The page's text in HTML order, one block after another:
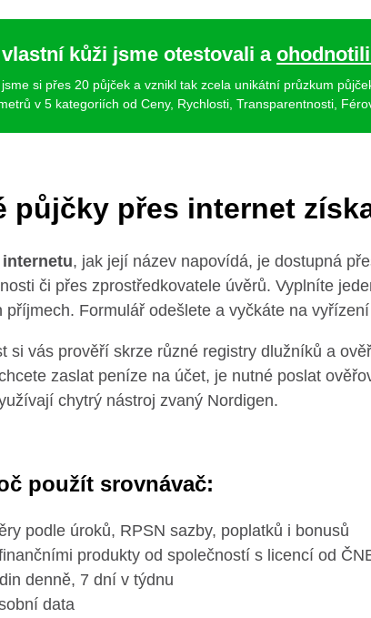
vlastní kůži jsme otestovali a ohodnotili
si přes 20 půjček a vznikl tak zcela unikátní průzkum
v 5 kategoriích od Ceny, Rychlosti, Transparentnosti,
půjčky přes internet
, jak její název napovídá, je dostupná
či přes zprostředkovatele úvěrů. Vyplníte
příjmech. Formulář odešlete a vyčkáte na
si vás prověří skrze různé registry dlužníků a
zaslat peníze na účet, je nutné poslat
chytrý nástroj zvaný Nordigen.
použít srovnávač:
podle úroků, RPSN sazby, poplatků i bonusů
produkty od společností s licencí od
denně, 7 dní v týdnu
data